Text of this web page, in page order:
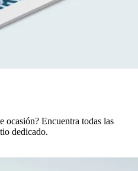
ocasión? Encuentra todas las
dedicado.